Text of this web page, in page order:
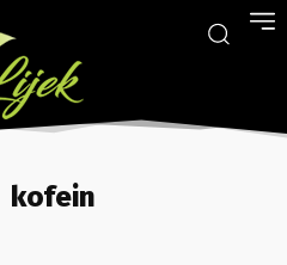
kofein